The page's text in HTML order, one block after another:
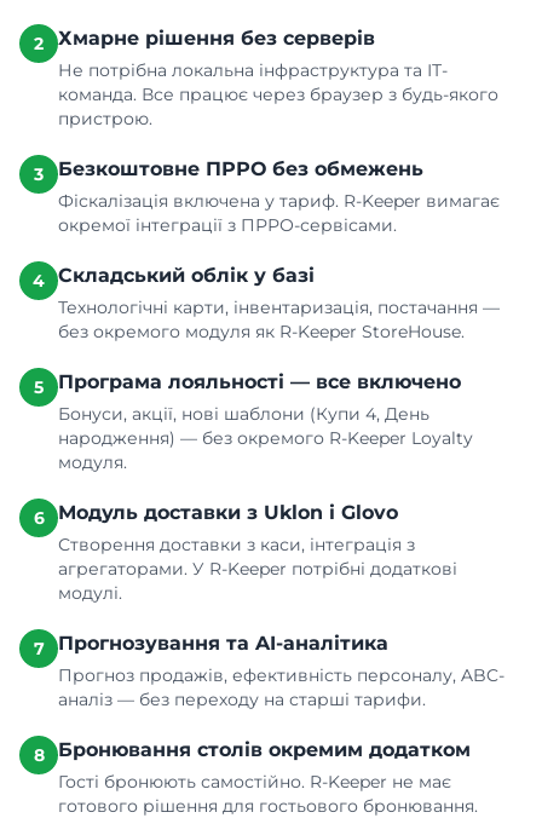
2 Хмарне рішення без серверів
Не потрібна локальна інфраструктура та ІТ-
команда. Все працює через браузер з будь-якого
пристрою.
3 Безкоштовне ПРРО без обмежень
Фіскалізація включена у тариф. R-Keeper вимагає
окремої інтеграції з ПРРО-сервісами.
4 Складський облік у базі
Технологічні карти, інвентаризація, постачання —
без окремого модуля як R-Keeper StoreHouse.
5 Програма лояльності — все включено
Бонуси, акції, нові шаблони (Купи 4, День
народження) — без окремого R-Keeper Loyalty
модуля.
6 Модуль доставки з Uklon і Glovo
Створення доставки з каси, інтеграція з
агрегаторами. У R-Keeper потрібні додаткові
модулі.
7 Прогнозування та AI-аналітика
Прогноз продажів, ефективність персоналу, ABC-
аналіз — без переходу на старші тарифи.
8 Бронювання столів окремим додатком
Гості бронюють самостійно. R-Keeper не має
готового рішення для гостьового бронювання.